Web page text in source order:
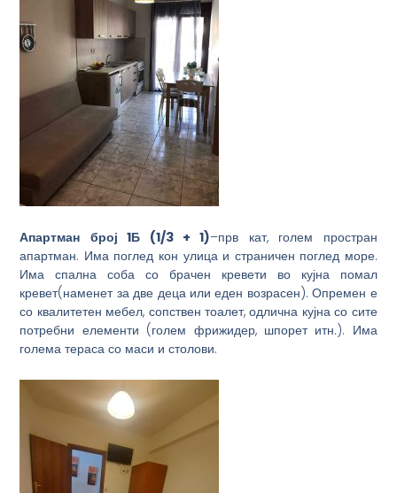
Апартман број1Б (1/3 + 1)–прв кат, голем простран
апартман. Има поглед кон улица и страничен поглед море.
Има спална соба со брачен кревети во кујна помал
кревет(наменет за две деца или еден возрасен). Опремен е
со квалитетен мебел, сопствен тоалет, одлична кујна со сите
потребни елементи (голем фрижидер, шпорет итн.). Има
голема тераса со маси и столови.